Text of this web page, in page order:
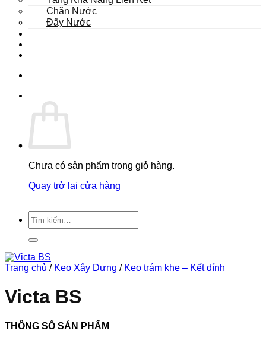
Chặn Nước
Đẩy Nước
Chưa có sản phẩm trong giỏ hàng.
Quay trở lại cửa hàng
Tìm
kiếm:
Trang chủ / Keo Xây Dựng / Keo trám khe – Kết dính
Victa BS
THÔNG SỐ SẢN PHẨM